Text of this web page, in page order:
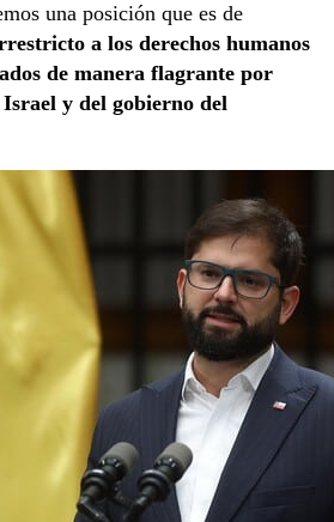
una posición que es de
a los derechos humanos
de manera flagrante por
y del gobierno del